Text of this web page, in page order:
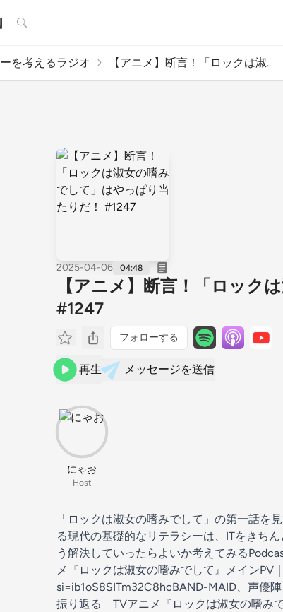
検索
を考えるラジオ 【アニメ】断言！「ロックは淑..
2025-04-06 04:48
【アニメ】断言！「ロック
#1247
フォローする
再生 メッセージを送信
にゃお
Host
「ロックは淑女の嗜みでして」の第一話を
る現代の基礎的なリテラシーは、ITをきち
う解決していったらよいか考えてみる
メ『ロックは淑女の嗜みでして』メイン
si=ib1oS8SITm32C8hcBAND-MAID、声優
振り返る TVアニメ『ロックは淑女の嗜み